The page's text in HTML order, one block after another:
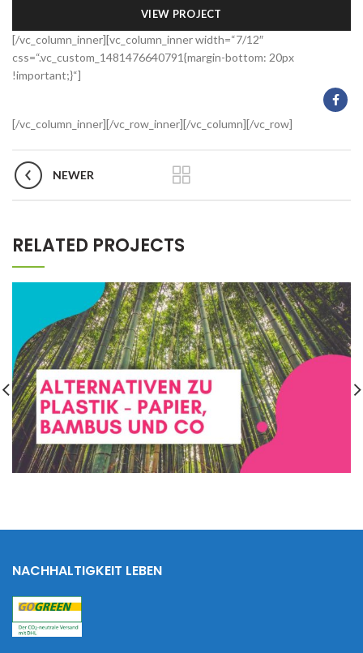
VIEW PROJECT
[/vc_column_inner][vc_column_inner width=“7/12″
css=“.vc_custom_1481476640791{margin-bottom: 20px
!important;}“]
[/vc_column_inner][/vc_row_inner][/vc_column][/vc_row]
NEWER
RELATED PROJECTS
NACHHALTIGKEIT LEBEN